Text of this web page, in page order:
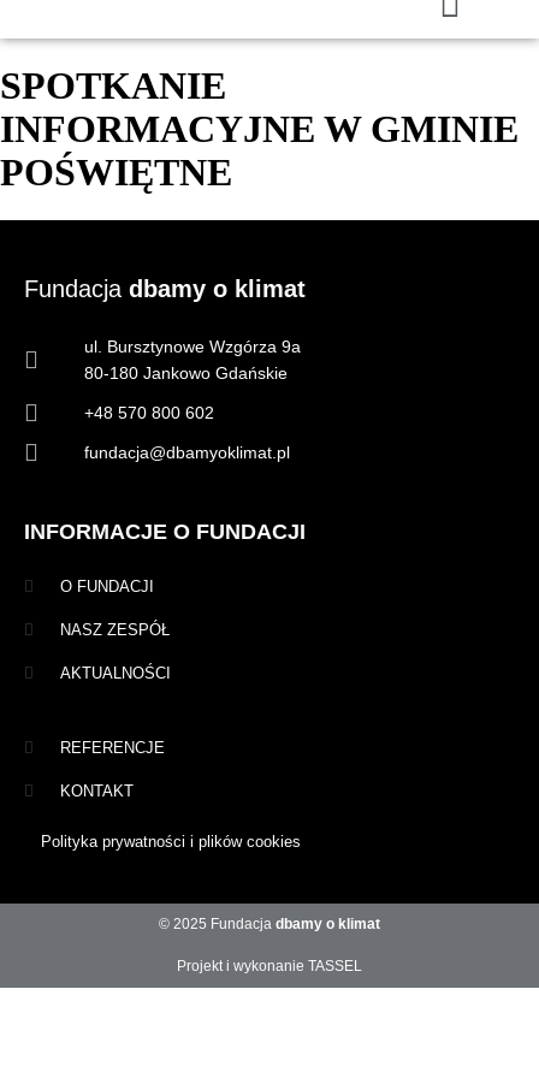
SPOTKANIE
INFORMACYJNE W GMINIE
POŚWIĘTNE
Fundacja dbamy o klimat
ul. Bursztynowe Wzgórza 9a
80-180 Jankowo Gdańskie
+48 570 800 602
fundacja@dbamyoklimat.pl
INFORMACJE O FUNDACJI
O FUNDACJI
NASZ ZESPÓŁ
AKTUALNOŚCI
REFERENCJE
KONTAKT
Polityka prywatności i plików cookies
© 2025 Fundacja dbamy o klimat
Projekt i wykonanie TASSEL